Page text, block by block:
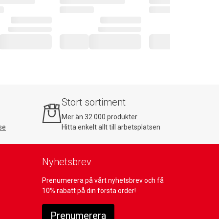
Stort sortiment
Mer än 32 000 produkter
Hitta enkelt allt till arbetsplatsen
Nyhetsbrev
Prenumerera på vårt nyhetsbrev och få
10% rabatt på din första order!
Prenumerera